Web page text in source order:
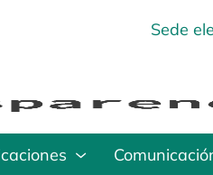
Sede